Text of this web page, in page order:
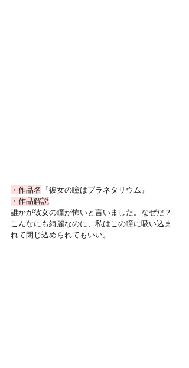
・作品名
『彼女の瞳はプラネタリウム』
・作品解説
誰かが彼女の瞳が怖いと言いました。なぜだ？
こんなにも綺麗なのに、私はこの瞳に吸い込ま
れて閉じ込められてもいい。